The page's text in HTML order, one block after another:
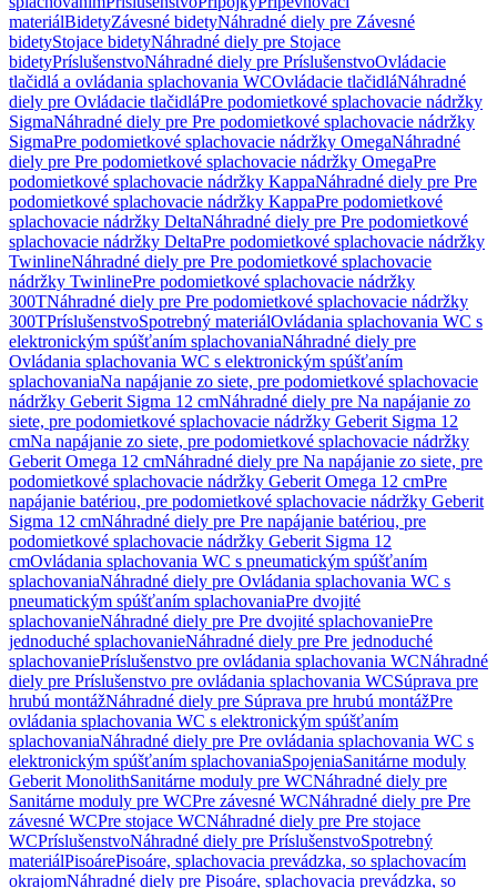
materiálBidetyZávesné bidetyNáhradné diely pre Závesné
bidetyStojace bidetyNáhradné diely pre Stojace
bidetyPríslušenstvoNáhradné diely pre PríslušenstvoOvládacie
tlačidlá a ovládania splachovania WCOvládacie tlačidláNáhradné
diely pre Ovládacie tlačidláPre podomietkové splachovacie nádržky
SigmaNáhradné diely pre Pre podomietkové splachovacie nádržky
SigmaPre podomietkové splachovacie nádržky OmegaNáhradné
diely pre Pre podomietkové splachovacie nádržky OmegaPre
podomietkové splachovacie nádržky KappaNáhradné diely pre Pre
podomietkové splachovacie nádržky KappaPre podomietkové
splachovacie nádržky DeltaNáhradné diely pre Pre podomietkové
splachovacie nádržky DeltaPre podomietkové splachovacie nádržky
TwinlineNáhradné diely pre Pre podomietkové splachovacie
nádržky TwinlinePre podomietkové splachovacie nádržky
300TNáhradné diely pre Pre podomietkové splachovacie nádržky
300TPríslušenstvoSpotrebný materiálOvládania splachovania WC s
elektronickým spúšťaním splachovaniaNáhradné diely pre
Ovládania splachovania WC s elektronickým spúšťaním
splachovaniaNa napájanie zo siete, pre podomietkové splachovacie
nádržky Geberit Sigma 12 cmNáhradné diely pre Na napájanie zo
siete, pre podomietkové splachovacie nádržky Geberit Sigma 12
cmNa napájanie zo siete, pre podomietkové splachovacie nádržky
Geberit Omega 12 cmNáhradné diely pre Na napájanie zo siete, pre
podomietkové splachovacie nádržky Geberit Omega 12 cmPre
napájanie batériou, pre podomietkové splachovacie nádržky Geberit
Sigma 12 cmNáhradné diely pre Pre napájanie batériou, pre
podomietkové splachovacie nádržky Geberit Sigma 12
cmOvládania splachovania WC s pneumatickým spúšťaním
splachovaniaNáhradné diely pre Ovládania splachovania WC s
pneumatickým spúšťaním splachovaniaPre dvojité
splachovanieNáhradné diely pre Pre dvojité splachovaniePre
jednoduché splachovanieNáhradné diely pre Pre jednoduché
splachovaniePríslušenstvo pre ovládania splachovania WCNáhradné
diely pre Príslušenstvo pre ovládania splachovania WCSúprava pre
hrubú montážNáhradné diely pre Súprava pre hrubú montážPre
ovládania splachovania WC s elektronickým spúšťaním
splachovaniaNáhradné diely pre Pre ovládania splachovania WC s
elektronickým spúšťaním splachovaniaSpojeniaSanitárne moduly
Geberit MonolithSanitárne moduly pre WCNáhradné diely pre
Sanitárne moduly pre WCPre závesné WCNáhradné diely pre Pre
závesné WCPre stojace WCNáhradné diely pre Pre stojace
WCPríslušenstvoNáhradné diely pre PríslušenstvoSpotrebný
materiálPisoárePisoáre, splachovacia prevádzka, so splachovacím
okrajomNáhradné diely pre Pisoáre, splachovacia prevádzka, so